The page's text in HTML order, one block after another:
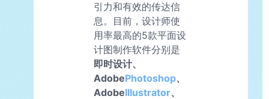
引力和有效的传达信
息。目前，设计师使
用率最高的5款平面设
计图制作软件分别是
即时设计、
AdobePhotoshop、
AdobeIllustrator、